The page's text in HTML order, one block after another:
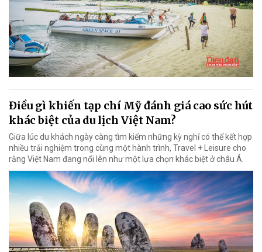
Điều gì khiến tạp chí Mỹ đánh giá cao sức hút
khác biệt của du lịch Việt Nam?
Giữa lúc du khách ngày càng tìm kiếm những kỳ nghỉ có thể kết hợp
nhiều trải nghiệm trong cùng một hành trình, Travel + Leisure cho
rằng Việt Nam đang nổi lên như một lựa chọn khác biệt ở châu Á.